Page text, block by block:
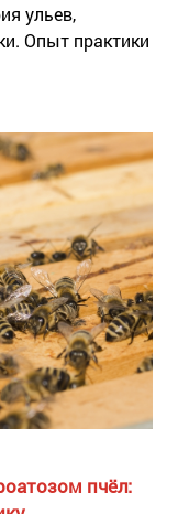
ульев,
Опыт практики
пчёл: